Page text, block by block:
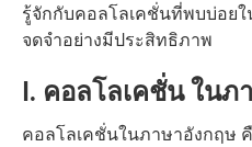
รู้จักกับคอลโลเคชั่นที่พบบ่อย
จดจำอย่างมีประสิทธิภาพ
I. คอลโลเคชั่น ในภ
คอลโลเคชั่นในภาษาอังกฤษ